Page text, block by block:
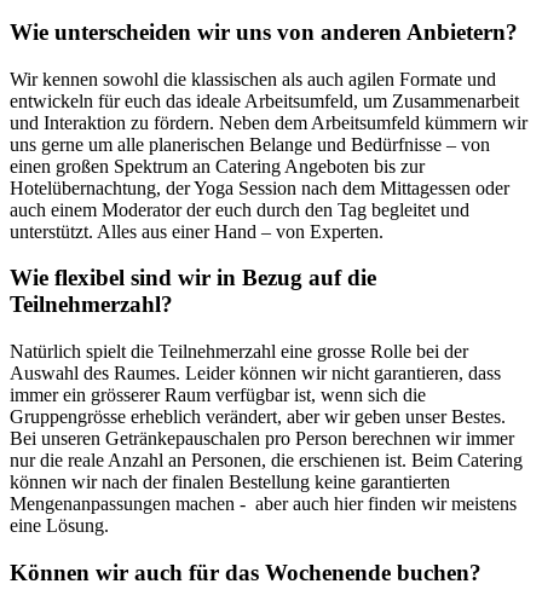
Wie unterscheiden wir uns von anderen Anbietern?
Wir kennen sowohl die klassischen als auch agilen Formate und
entwickeln für euch das ideale Arbeitsumfeld, um Zusammenarbeit
und Interaktion zu fördern. Neben dem Arbeitsumfeld kümmern wir
uns gerne um alle planerischen Belange und Bedürfnisse – von
einen großen Spektrum an Catering Angeboten bis zur
Hotelübernachtung, der Yoga Session nach dem Mittagessen oder
auch einem Moderator der euch durch den Tag begleitet und
unterstützt. Alles aus einer Hand – von Experten.
Wie flexibel sind wir in Bezug auf die
Teilnehmerzahl?
Natürlich spielt die Teilnehmerzahl eine grosse Rolle bei der
Auswahl des Raumes. Leider können wir nicht garantieren, dass
immer ein grösserer Raum verfügbar ist, wenn sich die
Gruppengrösse erheblich verändert, aber wir geben unser Bestes.
Bei unseren Getränkepauschalen pro Person berechnen wir immer
nur die reale Anzahl an Personen, die erschienen ist. Beim Catering
können wir nach der finalen Bestellung keine garantierten
Mengenanpassungen machen - aber auch hier finden wir meistens
eine Lösung.
Können wir auch für das Wochenende buchen?